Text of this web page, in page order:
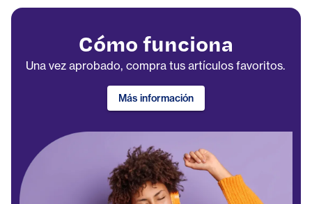
Cómo funciona
Una vez aprobado, compra tus artículos favoritos.
Más información